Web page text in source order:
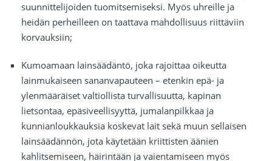
suunnittelijoiden tuomitsemiseksi. Myös uhreille ja
heidän perheilleen on taattava mahdollisuus riittäviin
korvauksiin;
Kumoamaan lainsäädäntö, joka rajoittaa oikeutta
lainmukaiseen sananvapauteen – etenkin epä- ja
ylenmääräiset valtiollista turvallisuutta, kapinan
lietsontaa, epäsiveellisyyttä, jumalanpilkkaa ja
kunnianloukkauksia koskevat lait sekä muun sellaisen
lainsäädännön, jota käytetään kriittisten äänien
kahlitsemiseen, häirintään ja vaientamiseen myös